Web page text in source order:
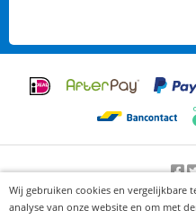
Beoordeling door klanten:
Wij gebruiken cookies en vergelijkbare
analyse van onze website en om met